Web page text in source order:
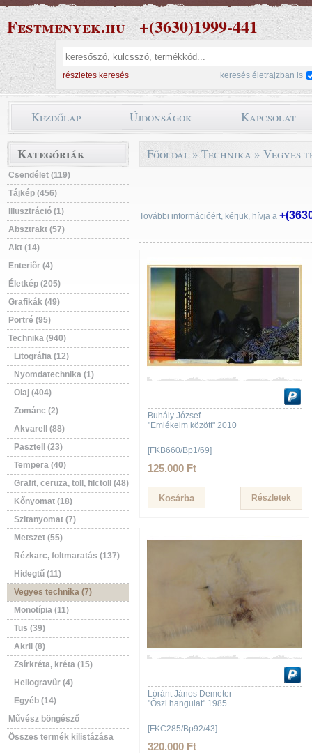
Festmenyek.hu +(3630)1999-441
részletes keresés keresés életrajzban is
Kezdőlap Újdonságok Kapcsolat
Kategóriák
Csendélet (119)
Tájkép (456)
Illusztráció (1)
Absztrakt (57)
Akt (14)
Enteriőr (4)
Életkép (205)
Grafikák (49)
Portré (95)
Technika (940)
Litográfia (12)
Nyomdatechnika (1)
Olaj (404)
Zománc (2)
Akvarell (88)
Pasztell (23)
Tempera (40)
Grafit, ceruza, toll, filctoll (48)
Kőnyomat (18)
Szitanyomat (7)
Metszet (55)
Rézkarc, foltmaratás (137)
Hidegtű (11)
Vegyes technika (7)
Monotípia (11)
Tus (39)
Akril (8)
Zsírkréta, kréta (15)
Heliogravűr (4)
Egyéb (14)
Művész böngésző
Összes termék kilistázása
Főoldal » Technika » Vegyes
További információért, kérjük, hívja a
Buhály József
"Emlékeim között" 2010
[FKB660/Bp1/69]
125.000 Ft
Részletek
Lóránt János Demeter
"Őszi hangulat" 1985
[FKC285/Bp92/43]
320.000 Ft